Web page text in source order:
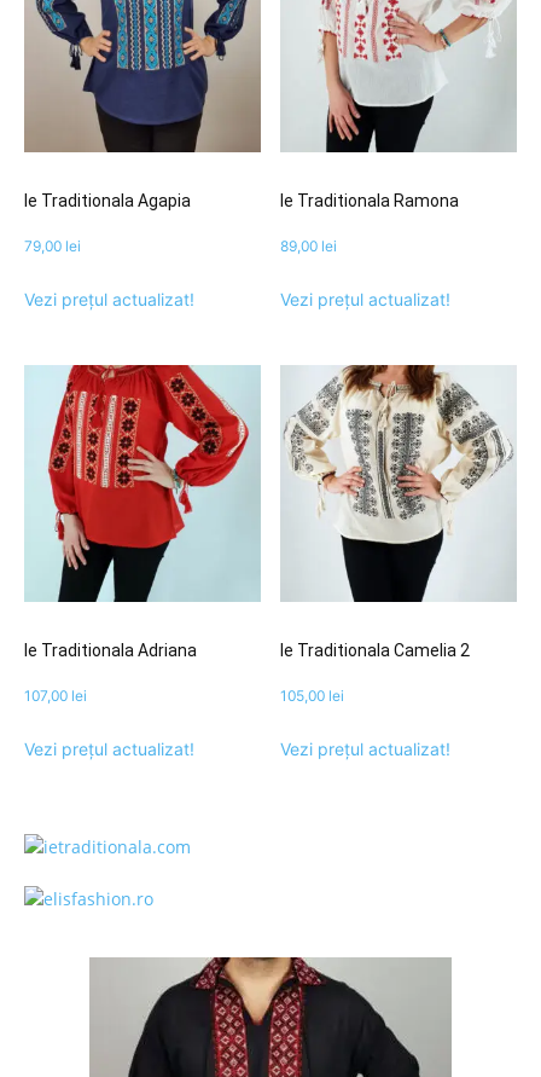
Ie Traditionala Agapia
79,00 lei
Vezi prețul actualizat!
Ie Traditionala Ramona
89,00 lei
Vezi prețul actualizat!
Ie Traditionala Adriana
107,00 lei
Vezi prețul actualizat!
Ie Traditionala Camelia 2
105,00 lei
Vezi prețul actualizat!